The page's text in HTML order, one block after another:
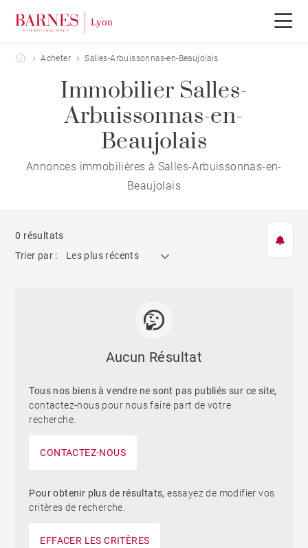
Barnes Lyon
Acheter Salles-Arbuissonnas-en-Beaujolais
Immobilier Salles-
Arbuissonnas-en-
Beaujolais
Annonces immobilières à Salles-Arbuissonnas-en-
Beaujolais
0 résultats
Trier par :
Les plus récents
Aucun Résultat
Tous nos biens à vendre ne sont pas publiés sur ce site,
contactez-nous pour nous faire part de votre
recherche.
CONTACTEZ-NOUS
Pour obtenir plus de résultats,essayez de modifier vos
critères de recherche.
EFFACER LES CRITÈRES